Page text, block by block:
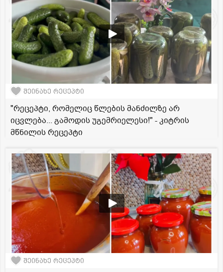
შეინახე რეცეპტი
"რეცეპტი, რომელიც წლების მანძილზე არ
იცვლება... გამოდის უგემრიელესი!" - კიტრის
მწნილის რეცეპტი
შეინახე რეცეპტი